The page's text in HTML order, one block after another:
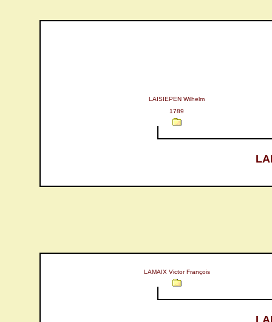
LAISIEPEN Wilhelm
1789
LAMAIX Victor François